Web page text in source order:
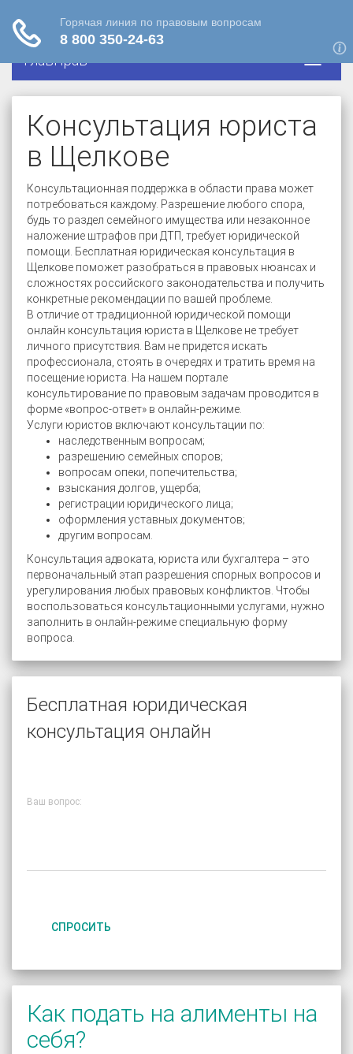
ГлавПрав
Консультация юриста
в Щелкове
Консультационная поддержка в области права может
потребоваться каждому. Разрешение любого спора,
будь то раздел семейного имущества или незаконное
наложение штрафов при ДТП, требует юридической
помощи. Бесплатная юридическая консультация в
Щелкове поможет разобраться в правовых нюансах и
сложностях российского законодательства и получить
конкретные рекомендации по вашей проблеме.
В отличие от традиционной юридической помощи
онлайн консультация юриста в Щелкове не требует
личного присутствия. Вам не придется искать
профессионала, стоять в очередях и тратить время на
посещение юриста. На нашем портале
консультирование по правовым задачам проводится в
форме «вопрос-ответ» в онлайн-режиме.
Услуги юристов включают консультации по:
наследственным вопросам;
разрешению семейных споров;
вопросам опеки, попечительства;
взыскания долгов, ущерба;
регистрации юридического лица;
оформления уставных документов;
другим вопросам.
Консультация адвоката, юриста или бухгалтера – это
первоначальный этап разрешения спорных вопросов и
урегулирования любых правовых конфликтов. Чтобы
воспользоваться консультационными услугами, нужно
заполнить в онлайн-режиме специальную форму
вопроса.
Бесплатная юридическая
консультация онлайн
Ваш вопрос:
СПРОСИТЬ
Как подать на алименты на
себя?